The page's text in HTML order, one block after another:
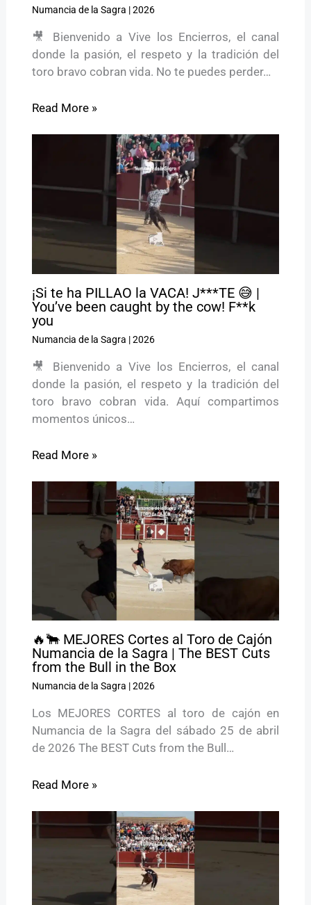
Numancia de la Sagra |2026
🎥 Bienvenido a Vive los Encierros, el canal
donde la pasión, el respeto y la tradición del
toro bravo cobran vida. No te puedes perder…
Read More »
¡Si te ha PILLAO la VACA! J***TE 😅 |
You’ve been caught by the cow! F**k
you
Numancia de la Sagra |2026
🎥 Bienvenido a Vive los Encierros, el canal
donde la pasión, el respeto y la tradición del
toro bravo cobran vida. Aquí compartimos
momentos únicos…
Read More »
🔥🐂 MEJORES Cortes al Toro de Cajón
Numancia de la Sagra | The BEST Cuts
from the Bull in the Box
Numancia de la Sagra |2026
Los MEJORES CORTES al toro de cajón en
Numancia de la Sagra del sábado 25 de abril
de 2026 The BEST Cuts from the Bull…
Read More »